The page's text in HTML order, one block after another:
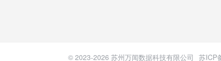
© 2023-2026 苏州万闻数据科技有限公司 苏ICP